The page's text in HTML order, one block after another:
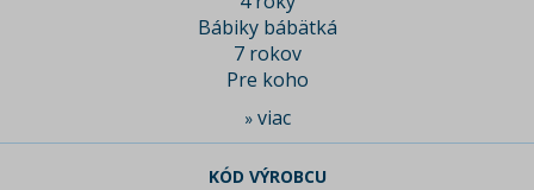
Bábiky bábätká
7 rokov
Pre koho
» viac
KÓD VÝROBCU